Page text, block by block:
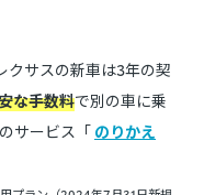
クサスの新車は3年の契
な手数料で別の車に乗
サービス「 のりかえ